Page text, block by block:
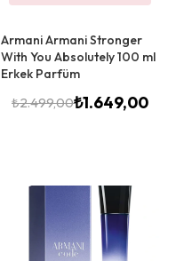
Armani Armani Stronger
With You Absolutely 100 ml
Erkek Parfüm
₺2.499,00₺1.649,00